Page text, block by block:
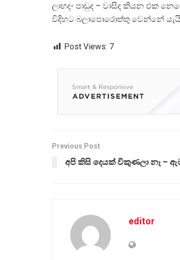
ලාභද- පාඩුද – වාසිද කියන එක
විදිහට බලාපොරොත්තු වෙන්නේ යැයි
Post Views: 7
Previous Post
අපි කිසි දෙයක් විකුණලා නෑ –
editor